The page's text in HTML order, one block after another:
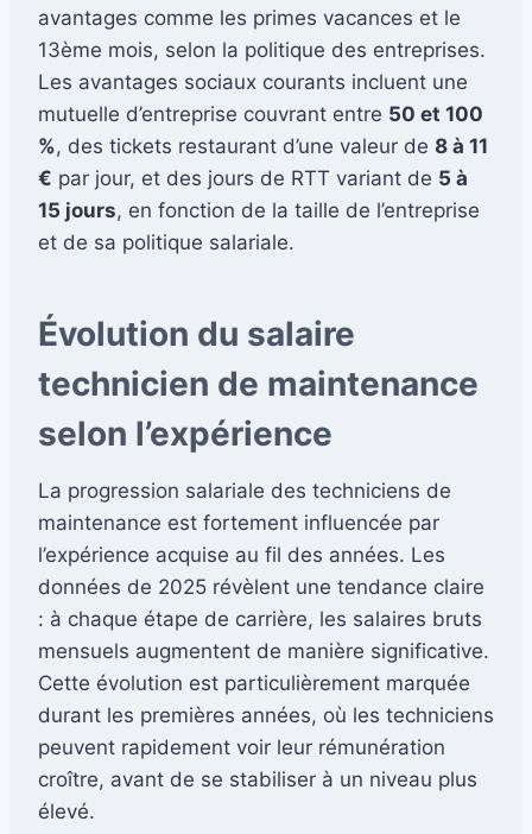
avantages comme les primes vacances et le
13ème mois, selon la politique des entreprises.
Les avantages sociaux courants incluent une
mutuelle d’entreprise couvrant entre 50 et 100
%, des tickets restaurant d’une valeur de 8 à 11
€ par jour, et des jours de RTT variant de 5 à
15 jours, en fonction de la taille de l’entreprise
et de sa politique salariale.
Évolution du salaire
technicien de maintenance
selon l’expérience
La progression salariale des techniciens de
maintenance est fortement influencée par
l’expérience acquise au fil des années. Les
données de 2025 révèlent une tendance claire
: à chaque étape de carrière, les salaires bruts
mensuels augmentent de manière significative.
Cette évolution est particulièrement marquée
durant les premières années, où les techniciens
peuvent rapidement voir leur rémunération
croître, avant de se stabiliser à un niveau plus
élevé.